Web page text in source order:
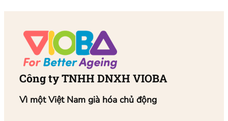
Công ty TNHH DNXH VIOBA
Vì một Việt Nam già hóa chủ động